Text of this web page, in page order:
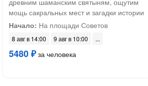
древним шаманским святыням, ощутим
мощь сакральных мест и загадки истории
Начало: На площади Советов
8 авг в 14:00 9 авг в 10:00
5480 ₽за человека